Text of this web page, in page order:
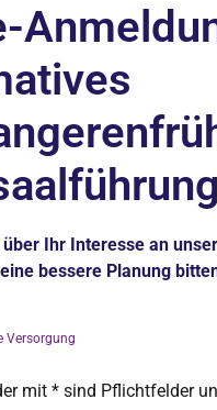
Ihr Interesse an
bessere Planung
Versorgung
mit * sind Pflichtfelder